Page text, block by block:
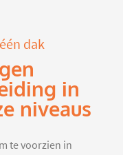
dak
in
niveaus
te voorzien in